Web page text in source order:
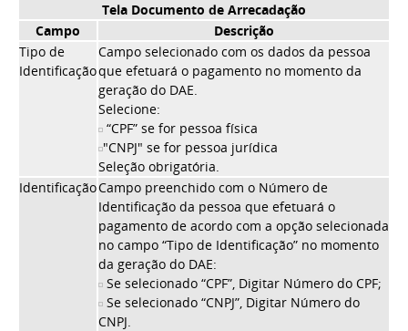
Tela Documento de Arrecadação
Campo
Descrição
Tipo de
Identificação
Campo selecionado com os dados da pessoa
que efetuará o pagamento no momento da
geração do DAE.
Selecione:
“CPF” se for pessoa física
"CNPJ" se for pessoa jurídica
Seleção obrigatória.
IdentificaçãoCampo preenchido com o Número de
Identificação da pessoa que efetuará o
pagamento de acordo com a opção selecionada
no campo “Tipo de Identificação” no momento
da geração do DAE:
Se selecionado “CPF”, Digitar Número do CPF;
Se selecionado “CNPJ”, Digitar Número do
CNPJ.